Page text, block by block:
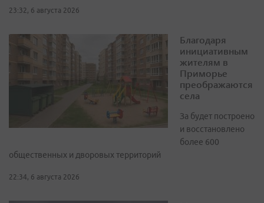
23:32, 6 августа 2026
Благодаря
инициативным
жителям в
Приморье
преображаются
села
За будет построено
и восстановлено
более 600
общественных и дворовых территорий
22:34, 6 августа 2026